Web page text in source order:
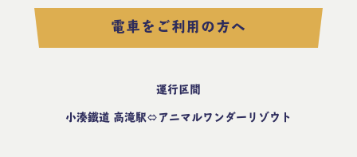
電車をご利用の方へ
運行区間
小湊鐵道 高滝駅⇔アニマルワンダーリゾウト